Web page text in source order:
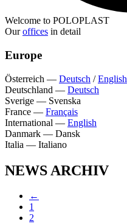
Welcome to POLOPLAST
Ouroffices in detail
Europe
Österreich — Deutsch /English
Deutschland — Deutsch
Sverige — Svenska
France — Français
International — English
Danmark — Dansk
Italia — Italiano
NEWS ARCHIV
←
1
2